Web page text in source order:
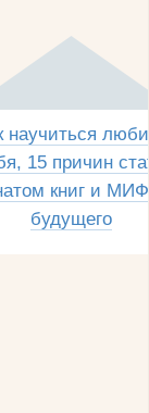
научиться
15 причин
книг и
будущего